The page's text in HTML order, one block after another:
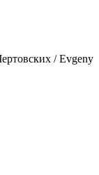
/ Evgeny